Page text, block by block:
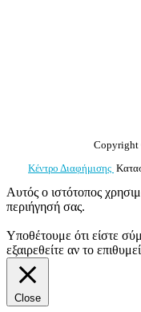
Copyright
Κέντρο Διαφήμισης
Αυτός ο ιστότοπος
περιήγησή σας.
Υποθέτουμε ότι είστε
εξαιρεθείτε αν το
Close